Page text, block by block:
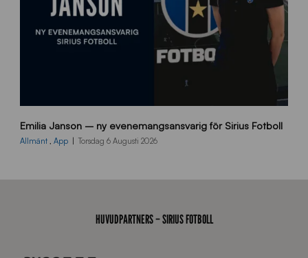
0
0
Emilia Janson – ny evenemangsansvarig för Sirius Fotboll
Allmänt , App Torsdag 6 Augusti 2026
HUVUDPARTNERS – SIRIUS FOTBOLL